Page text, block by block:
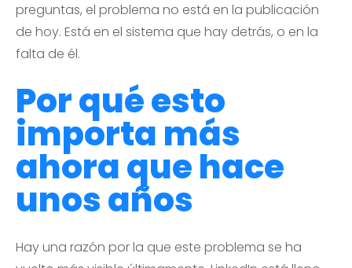
preguntas, el problema no está en la publicación
de hoy. Está en el sistema que hay detrás, o en la
falta de él.
Por qué esto
importa más
ahora que hace
unos años
Hay una razón por la que este problema se ha